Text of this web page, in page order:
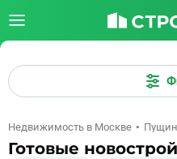
Недвижимость в Москве
Готовые